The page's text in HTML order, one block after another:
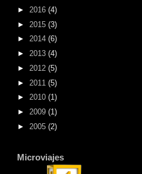
► 2016 (4)
► 2015 (3)
► 2014 (6)
► 2013 (4)
► 2012 (5)
► 2011 (5)
► 2010 (1)
► 2009 (1)
► 2005 (2)
Microviajes